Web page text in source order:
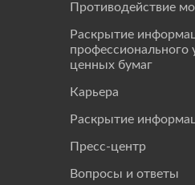
Противодействие
Раскрытие
профессионального
ценных бумаг
Карьера
Раскрытие
Пресс-центр
Вопросы и ответы